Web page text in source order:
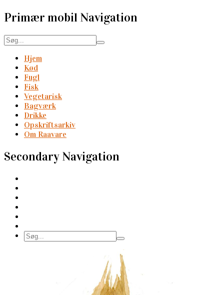
Primær mobil Navigation
Hjem
Kød
Fugl
Fisk
Vegetarisk
Bagværk
Drikke
Opskriftsarkiv
Om Raavare
Secondary Navigation